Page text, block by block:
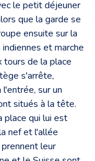
le petit déjeuner
que la garde se
ensuite sur la
et marche
de la place
s'arrête,
sur un
situés à la tête.
place qui lui est
nef et l'allée
leur